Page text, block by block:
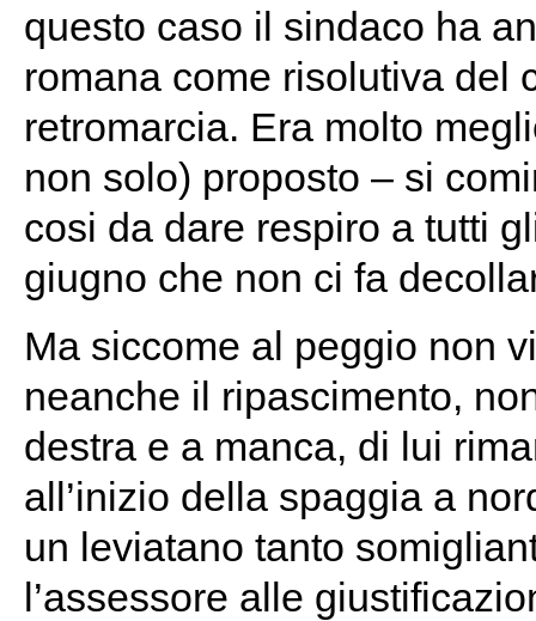
questo caso il sindaco ha
romana come risolutiva del
retromarcia. Era molto
non solo) proposto – si
cosi da dare respiro a tutti
giugno che non ci fa
Ma siccome al peggio non
neanche il ripascimento,
destra e a manca, di lui
all’inizio della spaggia a
un leviatano tanto
l’assessore alle